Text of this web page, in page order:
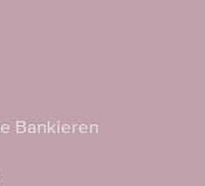
Bankieren